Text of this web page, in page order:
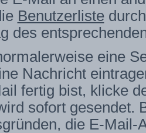
Benutzerliste
des
eine
Nachricht
fertig bist, klicke
sofort gesendet.
die E-Mail-